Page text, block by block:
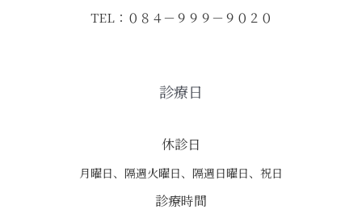
TEL：０８４－９９９－９０２０
診療日
休診日
月曜日、隔週火曜日、隔週日曜日、祝日
診療時間